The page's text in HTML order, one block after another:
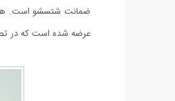
عرضه شده است که در